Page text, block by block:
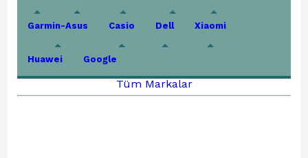
Garmin-Asus Casio Dell Xiaomi
Huawei Google
Tüm Markalar